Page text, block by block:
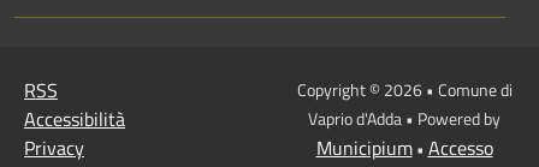
RSS
Accessibilità
Privacy
Copyright © 2026 • Comune di
Vaprio d'Adda • Powered by
Municipium• Accesso